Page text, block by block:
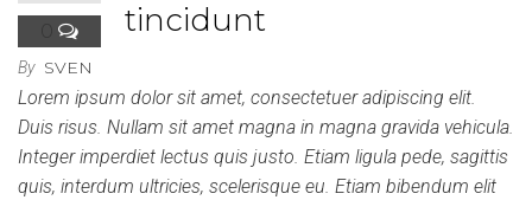
tincidunt
By SVEN
Lorem ipsum dolor sit amet, consectetuer adipiscing elit.
Duis risus. Nullam sit amet magna in magna gravida vehicula.
Integer imperdiet lectus quis justo. Etiam ligula pede, sagittis
quis, interdum ultricies, scelerisque eu. Etiam bibendum elit